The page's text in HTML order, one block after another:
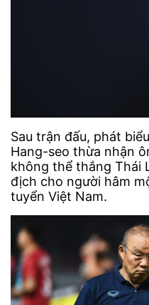
Sau trận đấu, phát
Hang-seo thừa nhận
không thể thắng Thái
địch cho người hâm
tuyển Việt Nam.